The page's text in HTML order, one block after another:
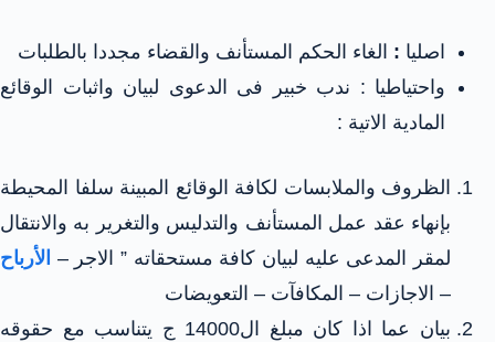
اصليا : الغاء الحكم المستأنف والقضاء مجددا بالطلبات
واحتياطيا : ندب خبير فى الدعوى لبيان واثبات الوقائع
المادية الاتية :
الظروف والملابسات لكافة الوقائع المبينة سلفا المحيطة
بإنهاء عقد عمل المستأنف والتدليس والتغرير به والانتقال
لمقر المدعى عليه لبيان كافة مستحقاته ” الاجر – الأرباح
– الاجازات – المكافآت – التعويضات
بيان عما اذا كان مبلغ ال14000 ج يتناسب مع حقوقه